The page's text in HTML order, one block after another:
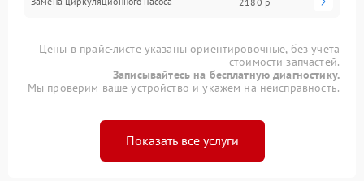
Цены в прайс-листе указаны ориентировочные, без учета
стоимости запчастей.
Записывайтесь на бесплатную диагностику.
Мы проверим ваше устройство и укажем на неисправность.
Показать все услуги